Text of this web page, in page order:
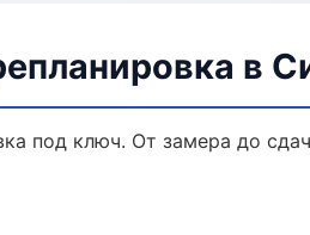
в
под ключ. От замера до